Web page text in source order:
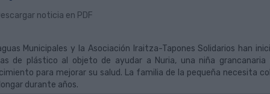
noticia en PDF
Municipales y la Asociación Iraitza-Tapones Solidarios han
de plástico al objeto de ayudar a Nuria, una niña
para mejorar su salud. La familia de la pequeña necesita
durante años.